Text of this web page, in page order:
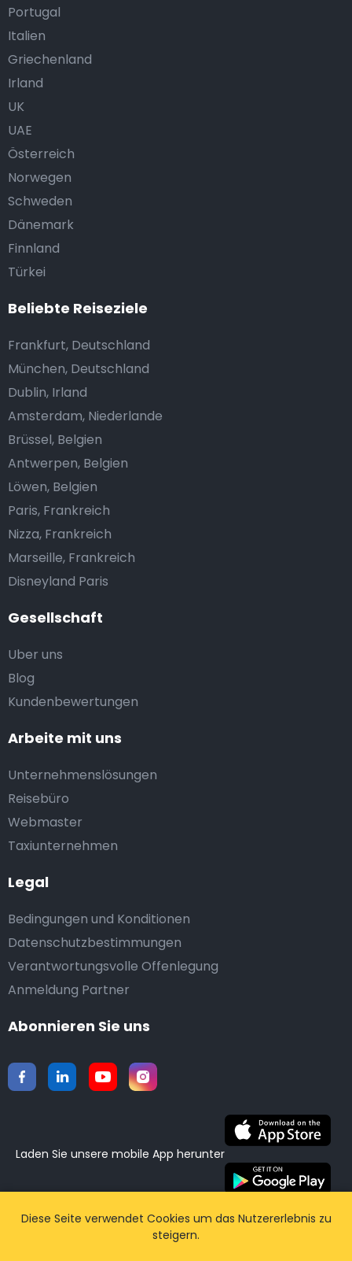
Gesellschaft
Uber uns
Blog
Kundenbewertungen
Arbeite mit uns
Unternehmenslösungen
Reisebüro
Webmaster
Taxiunternehmen
Legal
Bedingungen und Konditionen
Datenschutzbestimmungen
Verantwortungsvolle Offenlegung
Anmeldung Partner
Portugal
Italien
Griechenland
Irland
UK
UAE
Österreich
Norwegen
Schweden
Dänemark
Finnland
Türkei
Beliebte Reiseziele
Frankfurt, Deutschland
München, Deutschland
Dublin, Irland
Amsterdam, Niederlande
Brüssel, Belgien
Antwerpen, Belgien
Löwen, Belgien
Paris, Frankreich
Nizza, Frankreich
Marseille, Frankreich
Disneyland Paris
Abonnieren Sie uns
Laden Sie unsere mobile App herunter
©2015-2026 Airporttaxis.com. Alle Rechte vorbehalten
Diese Seite verwendet Cookies um das Nutzererlebnis zu
steigern.